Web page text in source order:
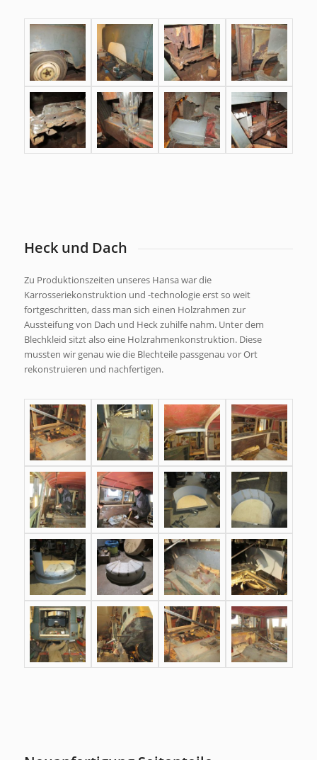
Heck und Dach
Zu Produktionszeiten unseres Hansa war die
Karrosseriekonstruktion und -technologie erst so weit
fortgeschritten, dass man sich einen Holzrahmen zur
Aussteifung von Dach und Heck zuhilfe nahm. Unter dem
Blechkleid sitzt also eine Holzrahmenkonstruktion. Diese
mussten wir genau wie die Blechteile passgenau vor Ort
rekonstruieren und nachfertigen.